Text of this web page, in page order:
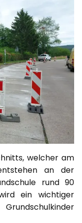
welcher am
an der
rund 90
ein wichtiger